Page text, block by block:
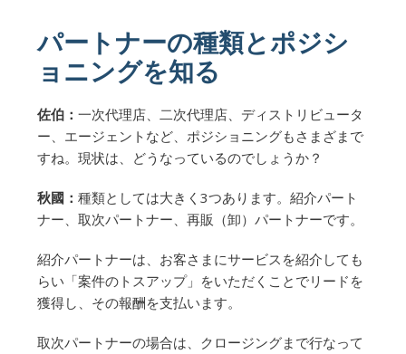
パートナーの種類とポジシ
ョニングを知る
佐伯： 一次代理店、二次代理店、ディストリビュータ
ー、エージェントなど、ポジショニングもさまざまで
すね。現状は、どうなっているのでしょうか？
秋國： 種類としては大きく3つあります。紹介パート
ナー、取次パートナー、再販（卸）パートナーです。
紹介パートナーは、お客さまにサービスを紹介しても
らい「案件のトスアップ」をいただくことでリードを
獲得し、その報酬を支払います。
取次パートナーの場合は、クロージングまで行なって